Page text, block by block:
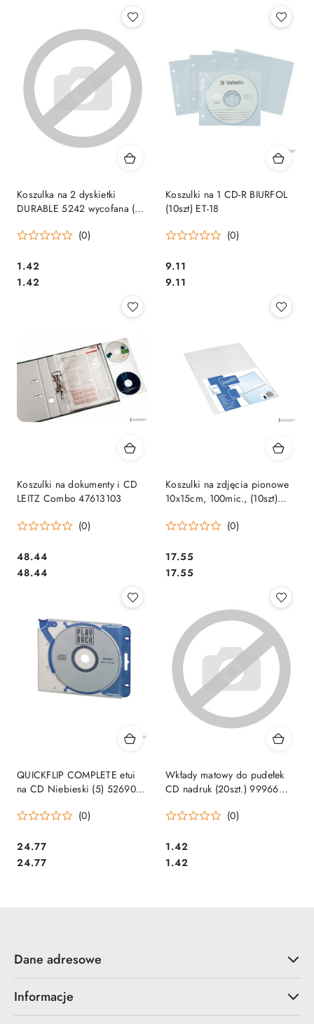
Koszulka na 2 dyskietki
DURABLE 5242 wycofana (X)
(0)
Cena:
1.42
Cena:
1.42
Koszulki na 1 CD-R BIURFOL
(10szt) ET-18
(0)
Cena:
9.11
Cena:
9.11
Koszulki na dokumenty i CD
LEITZ Combo 47613103
(0)
Cena:
48.44
Cena:
48.44
Koszulki na zdjęcia pionowe
10x15cm, 100mic., (10szt)
(0)
Cena:
17.55
Cena:
17.55
QUICKFLIP COMPLETE etui
na CD Niebieski (5) 526906
(0)
Cena:
24.77
Cena:
24.77
Wkłady matowy do pudełek
CD nadruk (20szt.) 99966
(0)
Cena:
1.42
Cena:
1.42
Dane adresowe
Informacje